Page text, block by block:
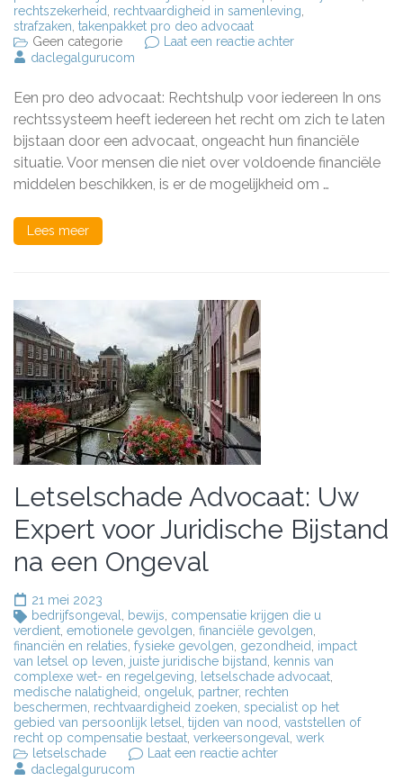
rechtszekerheid
rechtvaardigheid in samenleving
strafzaken takenpakket pro deo advocaat
Geen categorie
Laat een reactie achterop
Kwalitatieve
rechtshulp
voor
iedereen
daclegalgurucom
Een pro deo advocaat: Rechtshulp voor iedereen In ons
rechtssysteem heeft iedereen het recht om zich te laten
bijstaan door een advocaat, ongeacht hun financiële
situatie. Voor mensen die niet over voldoende financiële
middelen beschikken, is er de mogelijkheid om …
Lees meer
Letselschade Advocaat: Uw
Expert voor Juridische Bijstand
na een Ongeval
21 mei 2023
bedrijfsongeval
bewijs compensatie krijgen die u
verdient emotionele gevolgen financiële gevolgen
financiën en relaties fysieke gevolgen gezondheid
impact
van letsel op leven juiste juridische bijstand
kennis van
complexe wet- en regelgeving
letselschade advocaat
medische nalatigheid
ongeluk partner, rechten
beschermen rechtvaardigheid zoeken specialist op het
gebied van persoonlijk letsel
tijden van nood vaststellen of
recht op compensatie bestaat verkeersongeval
werk
letselschade
Laat een reactie achterop
daclegalgurucom